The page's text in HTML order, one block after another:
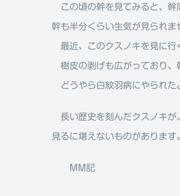
この頃の幹を見てみると、幹
幹も半分くらい生気が見られま
最近、このクスノキを見に行
樹皮の剥げも広がっており、
どうやら白紋羽病にやられた
長い歴史を刻んだクスノキが
見るに堪えないものがあります
MM記